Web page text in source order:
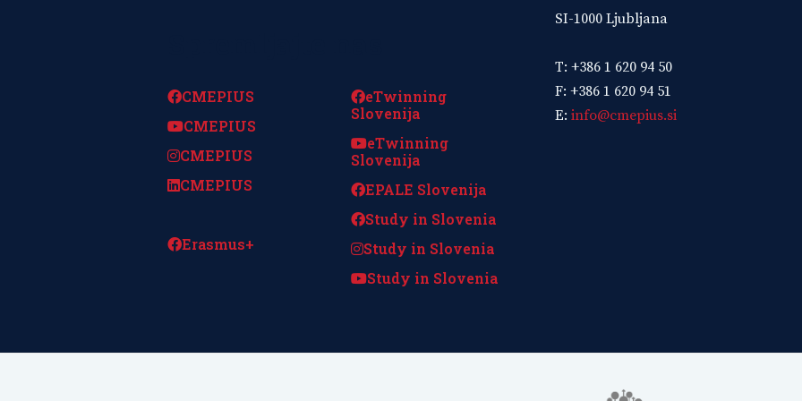
CMEPIUS
CMEPIUS
CMEPIUS
CMEPIUS
Erasmus+
eTwinning
Slovenija
eTwinning
Slovenija
EPALE Slovenija
Study in Slovenia
Study in Slovenia
Study in Slovenia
SI-1000 Ljubljana
T: +386 1 620 94 50
F: +386 1 620 94 51
E: info@cmepius.si